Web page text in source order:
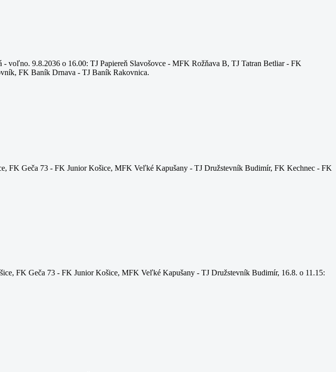
voľno. 9.8.2036 o 16.00: TJ Papiereň Slavošovce - MFK Rožňava B, TJ Tatran Betliar - FK
FK Baník Drnava - TJ Baník Rakovnica.
FK Geča 73 - FK Junior Košice, MFK Veľké Kapušany - TJ Družstevník Budimír, FK Kechnec - FK
FK Geča 73 - FK Junior Košice, MFK Veľké Kapušany - TJ Družstevník Budimír, 16.8. o 11.15: